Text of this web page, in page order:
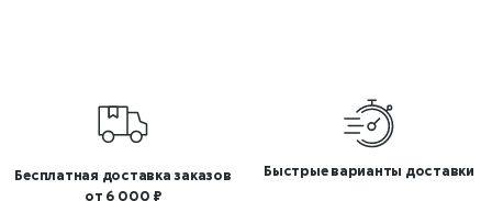
Бесплатная доставка заказов
от 6 000 ₽
Быстрые варианты доставки